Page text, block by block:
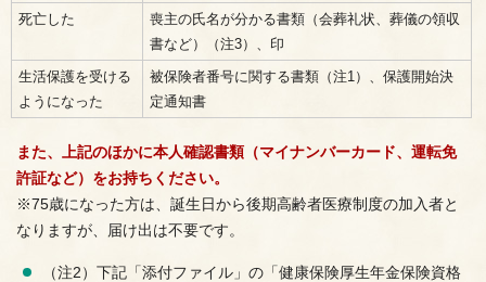
死亡した
喪主の氏名が分かる書類（会葬礼状、葬儀の領収
書など）（注3）、印
生活保護を受ける
ようになった
被保険者番号に関する書類（注1）、保護開始決
定通知書
また、上記のほかに本人確認書類（マイナンバーカード、運転免
許証など）をお持ちください。
※75歳になった方は、誕生日から後期高齢者医療制度の加入者と
なりますが、届け出は不要です。
（注2）下記「添付ファイル」の「健康保険厚生年金保険資格